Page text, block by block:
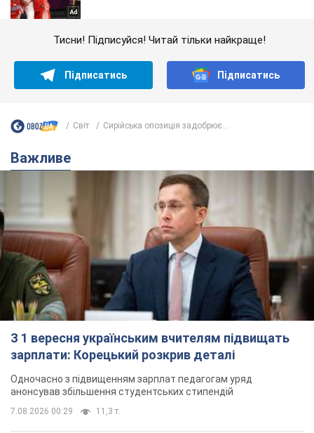
Тисни! Підписуйся! Читай тільки найкраще!
Підписатись Підписатись
Світ Сирійська опозиція задобрює...
Важливе
З 1 вересня українським вчителям підвищать
зарплати: Корецький розкрив деталі
Одночасно з підвищенням зарплат педагогам уряд
анонсував збільшення студентських стипендій
7.08.2026 00:29 11,3 т.